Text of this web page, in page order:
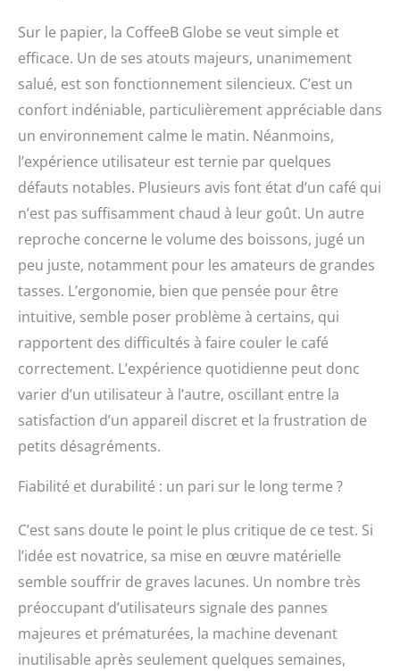
Sur le papier, la CoffeeB Globe se veut simple et
efficace. Un de ses atouts majeurs, unanimement
salué, est son fonctionnement silencieux. C’est un
confort indéniable, particulièrement appréciable dans
un environnement calme le matin. Néanmoins,
l’expérience utilisateur est ternie par quelques
défauts notables. Plusieurs avis font état d’un café qui
n’est pas suffisamment chaud à leur goût. Un autre
reproche concerne le volume des boissons, jugé un
peu juste, notamment pour les amateurs de grandes
tasses. L’ergonomie, bien que pensée pour être
intuitive, semble poser problème à certains, qui
rapportent des difficultés à faire couler le café
correctement. L’expérience quotidienne peut donc
varier d’un utilisateur à l’autre, oscillant entre la
satisfaction d’un appareil discret et la frustration de
petits désagréments.
Fiabilité et durabilité : un pari sur le long terme ?
C’est sans doute le point le plus critique de ce test. Si
l’idée est novatrice, sa mise en œuvre matérielle
semble souffrir de graves lacunes. Un nombre très
préoccupant d’utilisateurs signale des pannes
majeures et prématurées, la machine devenant
inutilisable après seulement quelques semaines,